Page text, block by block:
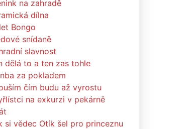
na zahradě
dílna
Bongo
snídaně
slavnost
dělá to a ten zas tohle
za pokladem
čím budu až vyrostu
na exkurzi v pekárně
si vědec Otík šel pro princeznu